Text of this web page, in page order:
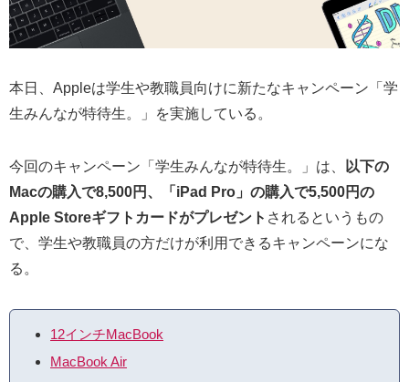
本日、Appleは学生や教職員向けに新たなキャンペーン「学
生みんなが特待生。」を実施している。
今回のキャンペーン「学生みんなが特待生。」は、
以下の
Macの購入で8,500円、「iPad Pro」の購入で5,500円の
Apple Storeギフトカードがプレゼント されるというもの
で、学生や教職員の方だけが利用できるキャンペーンにな
る。
12インチMacBook
MacBook Air